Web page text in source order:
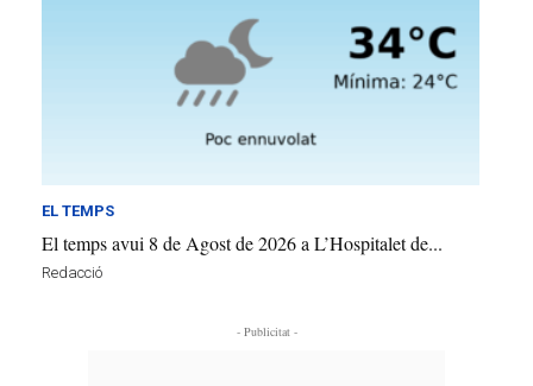
EL TEMPS
El temps avui 8 de Agost de 2026 a L’Hospitalet de...
Redacció
- Publicitat -